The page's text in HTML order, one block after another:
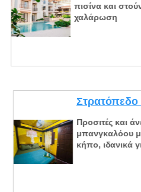
πισίνα και
χαλάρωση
Στρατόπεδο
Προσιτές και
μπανγκαλόου
κήπο, ιδανικά